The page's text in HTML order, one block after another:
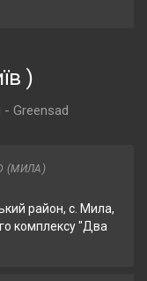
)
Greensad
(МИЛА)
район, с. Мила,
комплексу "Два